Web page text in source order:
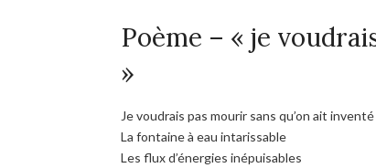
Poème – « je
»
Je voudrais pas mourir sans qu’on ait inventé
La fontaine à eau intarissable
Les flux d’énergies inépuisables